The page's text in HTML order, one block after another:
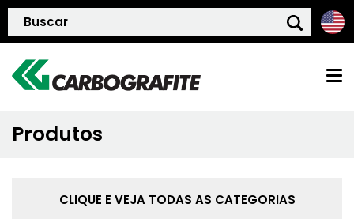
QUEM SOMOS
Produtos
CLIQUE E VEJA TODAS AS CATEGORIAS